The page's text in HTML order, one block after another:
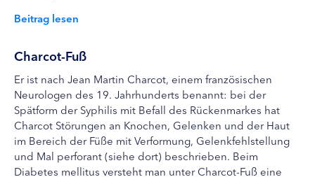
Beitrag lesen
Charcot-Fuß
Er ist nach Jean Martin Charcot, einem französischen
Neurologen des 19. Jahrhunderts benannt: bei der
Spätform der Syphilis mit Befall des Rückenmarkes hat
Charcot Störungen an Knochen, Gelenken und der Haut
im Bereich der Füße mit Verformung, Gelenkfehlstellung
und Mal perforant (siehe dort) beschrieben. Beim
Diabetes mellitus versteht man unter Charcot-Fuß eine